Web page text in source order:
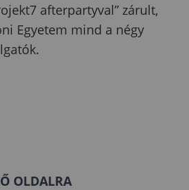
afterpartyval” zárult,
Egyetem mind a négy
OLDALRA